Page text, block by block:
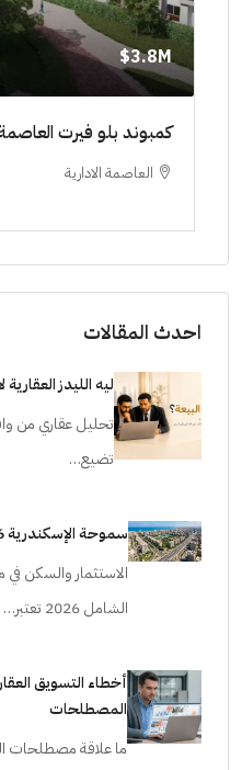
3.8M$
كمبوند بلو فيرت العاصمة
العاصمة الادارية
احدث المقالات
ليه الليدز
تحليل عقاري من
تضيع…
سموحة الإسكندرية 2026 | تحديث الأسعار والمشاريع
الاستثمار والسكن
الشامل 2026 تعتبر…
أخطاء التسويق
المصطلحات
ما علاقة مصطلحات